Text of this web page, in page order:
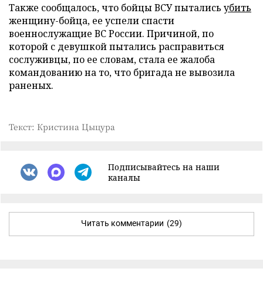
Также сообщалось, что бойцы ВСУ пытались убить
женщину-бойца, ее успели спасти
военнослужащие ВС России. Причиной, по
которой с девушкой пытались расправиться
сослуживцы, по ее словам, стала ее жалоба
командованию на то, что бригада не вывозила
раненых.
Текст: Кристина Цыцура
Подписывайтесь на наши
каналы
Читать комментарии (29)